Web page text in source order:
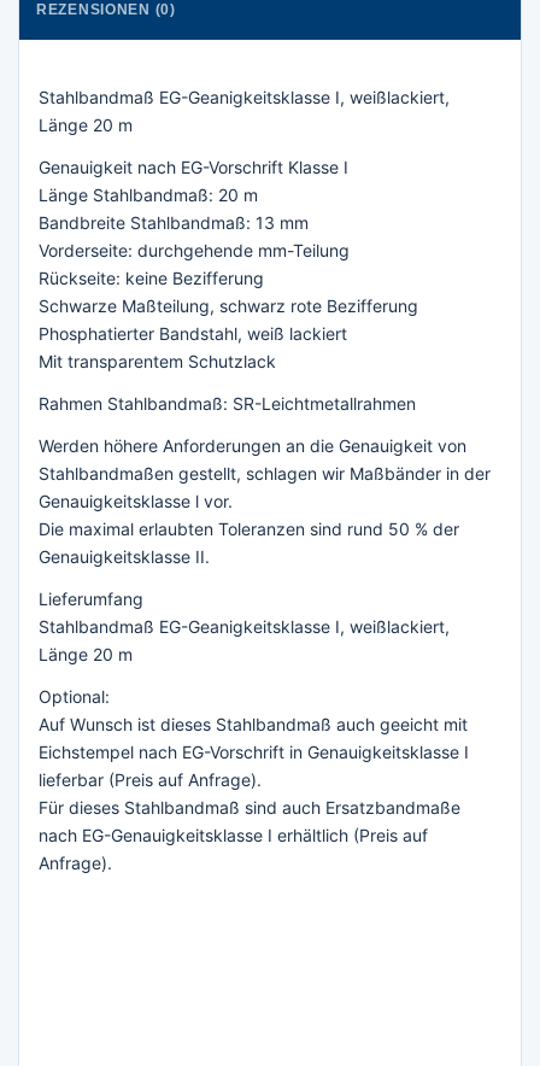
REZENSIONEN (0)
Stahlbandmaß EG-Geanigkeitsklasse I, weißlackiert,
Länge 20 m
Genauigkeit nach EG-Vorschrift Klasse I
Länge Stahlbandmaß: 20 m
Bandbreite Stahlbandmaß: 13 mm
Vorderseite: durchgehende mm-Teilung
Rückseite: keine Bezifferung
Schwarze Maßteilung, schwarz rote Bezifferung
Phosphatierter Bandstahl, weiß lackiert
Mit transparentem Schutzlack
Rahmen Stahlbandmaß: SR-Leichtmetallrahmen
Werden höhere Anforderungen an die Genauigkeit von
Stahlbandmaßen gestellt, schlagen wir Maßbänder in der
Genauigkeitsklasse l vor.
Die maximal erlaubten Toleranzen sind rund 50 % der
Genauigkeitsklasse II.
Lieferumfang
Stahlbandmaß EG-Geanigkeitsklasse I, weißlackiert,
Länge 20 m
Optional:
Auf Wunsch ist dieses Stahlbandmaß auch geeicht mit
Eichstempel nach EG-Vorschrift in Genauigkeitsklasse I
lieferbar (Preis auf Anfrage).
Für dieses Stahlbandmaß sind auch Ersatzbandmaße
nach EG-Genauigkeitsklasse I erhältlich (Preis auf
Anfrage).